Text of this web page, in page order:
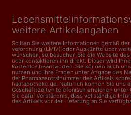
weitere Artikelangaben
Sollten Sie weitere Informationen gemäß
verordnung (LMIV) oder Auskünfte über
wünschen, so besuchen Sie die Website
oder kontaktieren ihn direkt. Dieser wird
kostenlos beantworten. Sie können auch
nutzen und Ihre Fragen unter Angabe des
der Pharmazentralnummer des Artikels
hautapotheke.de. Natürlich können Sie uns
Geschäftszeiten telefonisch erreichen unter
Sie dafür Verständnis, dass vollständige
des Artikels vor der Lieferung an Sie